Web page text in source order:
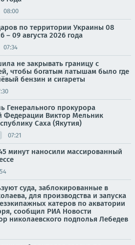
08:00
по территории Украины 08
– 09 августа 2026 года
07:34
не закрывать границу с
чтобы богатым латышам было где
бензин и сигареты
Генерального прокурора
Федерации Виктор Мельник
Саха (Якутия)
07:21
минут наносили массированный
суда, заблокированные в
для производства и запуска
катеров по акватории
сообщил РИА Новости
николаевского подполья Лебедев